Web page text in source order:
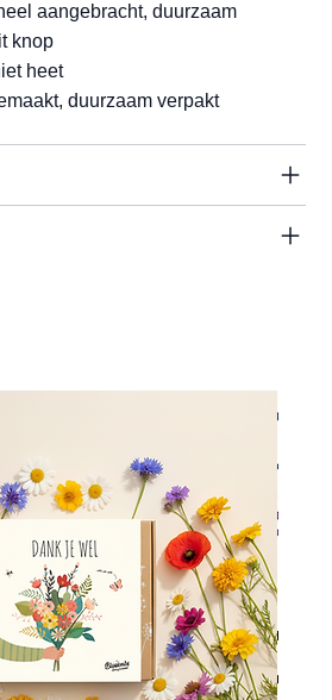
aangebracht, duurzaam
knop
heet
duurzaam verpakt